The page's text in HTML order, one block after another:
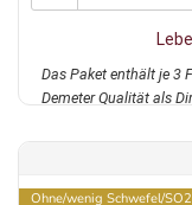
Das Paket enthält je 3
Demeter Qualität als
Ohne/wenig Schwefel/SO2